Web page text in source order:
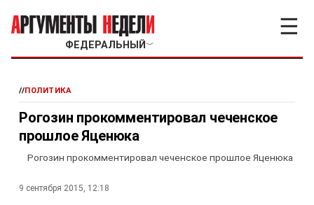
ФЕДЕРАЛЬНЫЙ ﹀
☰
//ПОЛИТИКА
Рогозин прокомментировал чеченское
прошлое Яценюка
Рогозин прокомментировал чеченское прошлое Яценюка
9 сентября 2015, 12:18